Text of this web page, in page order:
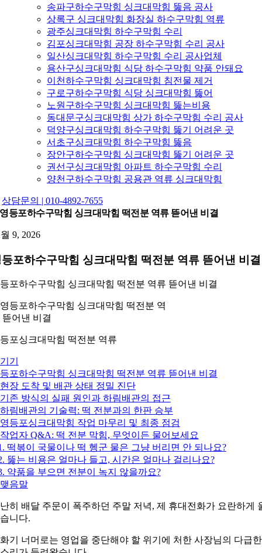
송파구하수구막힘 싱크대막힘 뚫음 공사
상록구 싱크대막힘 화장실 하수구막힘 역류
광주싱크대막힘 하수구막힘 수리
김포싱크대막힘 공장 하수구막힘 수리 공사
일산싱크대막힘 하수구막힘 수리 공사업체
용산구싱크대막힘 식당 하수구막힘 약품 안돼요
이천하수구막힘 싱크대막힘 침전물 제거
구로구하수구막힘 식당 싱크대막힘 뚫어
노원구하수구막힘 싱크대막힘 뚫는비용
동대문구싱크대막힘 상가 하수구막힘 수리 공사
덕양구싱크대막힘 하수구막힘 뚫기 어려운 곳
서초구싱크대막힘 하수구막힘 뚫음
장안구하수구막힘 싱크대막힘 뚫기 어려운 곳
권선구싱크대막힘 아파트 하수구막힘 수리
양천구하수구막힘 공용관 역류 싱크대막힘
상담문의 | 010-4892-7655
영등포하수구막힘 싱크대막힘 떡전분 역류 뜯어낸 비결
9, 2026
포하수구막힘 싱크대막힘 떡전분 역류 뜯어낸 비결
포하수구막힘 싱크대막힘 떡전분 역류 뜯어낸 비결
포싱크대막힘 떡전분 역류
기
포하수구막힘 싱크대막힘 떡전분 역류 뜯어낸 비결
장 도착 및 배관 상태 정밀 진단
존 방식의 실패 원인과 하림배관의 접근
림배관의 기술력: 떡 전분과의 한판 승부
등포싱크대막힘 작업 마무리 및 최종 점검
업자 Q&A: 떡 전분 막힘, 무엇이든 물어보세요
떡볶이 국물이나 떡 헹군 물은 그냥 버리면 안 되나요?
뚫는 비용은 얼마나 들고, 시간은 얼마나 걸리나요?
약품을 부으면 전분이 녹지 않을까요?
음말
히 배달 주문이 폭주하던 주말 저녁, 제 휴대전화가 요란하게
니다.
기 너머로는 영업을 중단해야 할 위기에 처한 사장님의 다급한